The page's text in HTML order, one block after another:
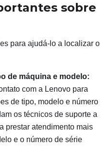
sobre
para ajudá-lo a localizar o
de máquina e modelo:
com a Lenovo para
de tipo, modelo e número
os técnicos de suporte a
prestar atendimento mais
e o número de série